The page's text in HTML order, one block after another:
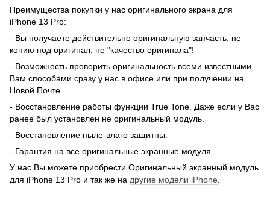
Преимущества покупки у нас оригинального экрана для
iPhone 13 Pro:
- Вы получаете действительно оригинальную запчасть, не
копию под оригинал, не "качество оригинала"!
- Возможность проверить оригинальность всеми известными
Вам способами сразу у нас в офисе или при получении на
Новой Почте
- Восстановление работы функции True Tone. Даже если у Вас
ранее был установлен не оригинальный модуль.
- Восстановление пыле-влаго защитны.
- Гарантия на все оригинальные экранные модуля.
У нас Вы можете приобрести Оригинальный экранный модуль
для iPhone 13 Pro и так же на другие модели iPhone